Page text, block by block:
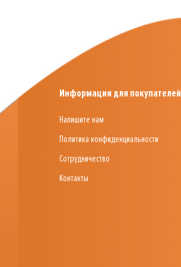
Информация для покупателей
Напишите нам
Политика конфиденциальности
Сотрудничество
Контакты